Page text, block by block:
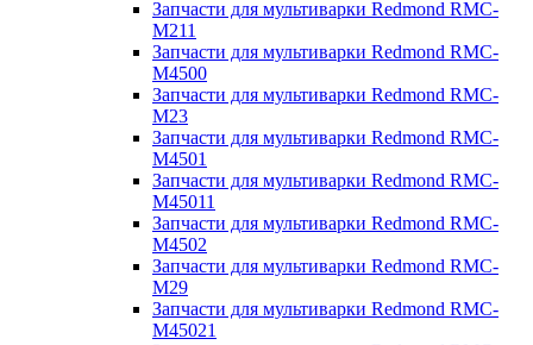
Запчасти для мультиварки Redmond RMC-
M211
Запчасти для мультиварки Redmond RMC-
M4500
Запчасти для мультиварки Redmond RMC-
M23
Запчасти для мультиварки Redmond RMC-
M4501
Запчасти для мультиварки Redmond RMC-
M45011
Запчасти для мультиварки Redmond RMC-
M4502
Запчасти для мультиварки Redmond RMC-
M29
Запчасти для мультиварки Redmond RMC-
M45021